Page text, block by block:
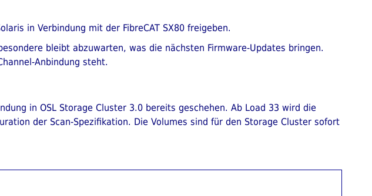
in Verbindung mit der FibreCAT SX80 freigeben.
bleibt abzuwarten, was die nächsten Firmware-Updates bringen.
Anbindung steht.
in OSL Storage Cluster 3.0 bereits geschehen. Ab Load 33 wird die
der Scan-Spezifikation. Die Volumes sind für den Storage Cluster sofort